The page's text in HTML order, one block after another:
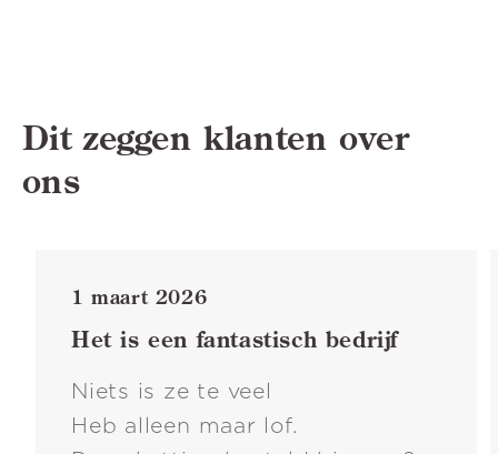
Dit zeggen klanten over
ons
1 maart 2026
Het is een fantastisch bedrijf
Niets is ze te veel
Heb alleen maar lof.